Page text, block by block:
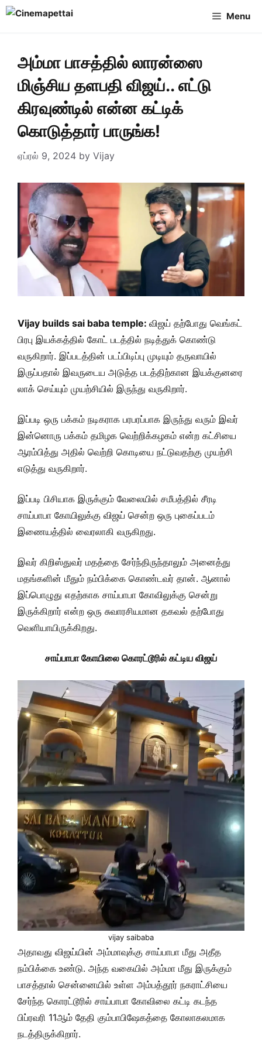
Skip
Menu
அம்மா பாசத்தில் லாரன்ஸை
மிஞ்சிய தளபதி விஜய்.. எட்டு
கிரவுண்டில் என்ன கட்டிக்
கொடுத்தார் பாருங்க!
ஏப்ரல் 9, 2024 by Vijay
Vijay builds sai baba temple: விஜய் தற்போது வெங்கட்
பிரபு இயக்கத்தில் கோட் படத்தில் நடித்துக் கொண்டு
வருகிறார். இப்படத்தின் படப்பிடிப்பு முடியும் தருவாயில்
இருப்பதால் இவருடைய அடுத்த படத்திற்கான இயக்குனரை
லாக் செய்யும் முயற்சியில் இருந்து வருகிறார்.
இப்படி ஒரு பக்கம் நடிகராக பரபரப்பாக இருந்து வரும் இவர்
இன்னொரு பக்கம் தமிழக வெற்றிக்கழகம் என்ற கட்சியை
ஆரம்பித்து அதில் வெற்றி கொடியை நட்டுவதற்கு முயற்சி
எடுத்து வருகிறார்.
இப்படி பிசியாக இருக்கும் வேலையில் சமீபத்தில் சீரடி
சாய்பாபா கோயிலுக்கு விஜய் சென்ற ஒரு புகைப்படம்
இணையத்தில் வைரலாகி வருகிறது.
இவர் கிறிஸ்துவர் மதத்தை சேர்ந்திருந்தாலும் அனைத்து
மதங்களின் மீதும் நம்பிக்கை கொண்டவர் தான். ஆனால்
இப்பொழுது எதற்காக சாய்பாபா கோவிலுக்கு சென்று
இருக்கிறார் என்ற ஒரு சுவாரசியமான தகவல் தற்போது
வெளியாயிருக்கிறது.
சாய்பாபா கோயிலை கொரட்டூரில் கட்டிய விஜய்
vijay saibaba
அதாவது விஜய்யின் அம்மாவுக்கு சாய்பாபா மீது அதீத
நம்பிக்கை உண்டு. அந்த வகையில் அம்மா மீது இருக்கும்
பாசத்தால் சென்னையில் உள்ள அம்பத்தூர் நகராட்சியை
சேர்ந்த கொரட்டூரில் சாய்பாபா கோவிலை கட்டி கடந்த
பிப்ரவரி 11ஆம் தேதி கும்பாபிஷேகத்தை கோலாகலமாக
நடத்திருக்கிறார்.